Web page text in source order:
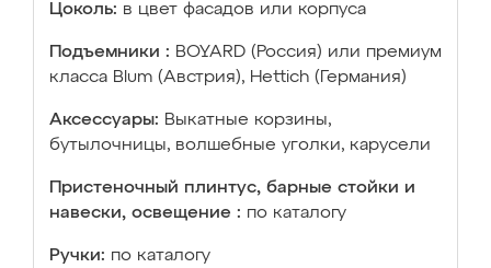
Цоколь: в цвет фасадов или корпуса
Подъемники : BOYARD (Россия) или премиум
класса Blum (Австрия), Hettich (Германия)
Аксессуары: Выкатные корзины,
бутылочницы, волшебные уголки, карусели
Пристеночный плинтус, барные стойки и
навески, освещение : по каталогу
Ручки: по каталогу